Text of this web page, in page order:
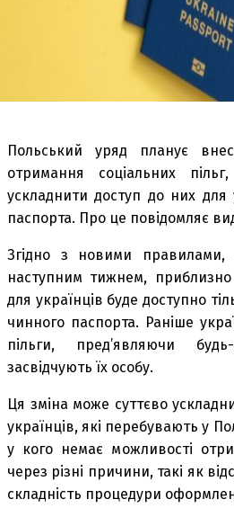
Польський уряд планує
отримання соціальних
ускладнити доступ до них для
паспорта. Про це повідомляє
Згідно з новими правилами,
наступним тижнем, приблизно
для українців буде доступно
чинного паспорта. Раніше
пільги, пред’являючи
засвідчують їх особу.
Ця зміна може суттєво
українців, які перебувають у
у кого немає можливості
через різні причини, такі як
складність процедури